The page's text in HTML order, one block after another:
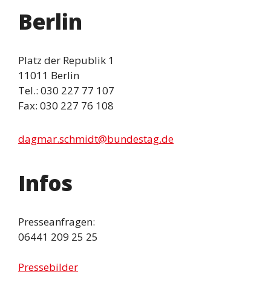
Berlin
Platz der Republik 1
11011 Berlin
Tel.: 030 227 77 107
Fax: 030 227 76 108
dagmar.schmidt@bundestag.de
Infos
Presseanfragen:
06441 209 25 25
Pressebilder